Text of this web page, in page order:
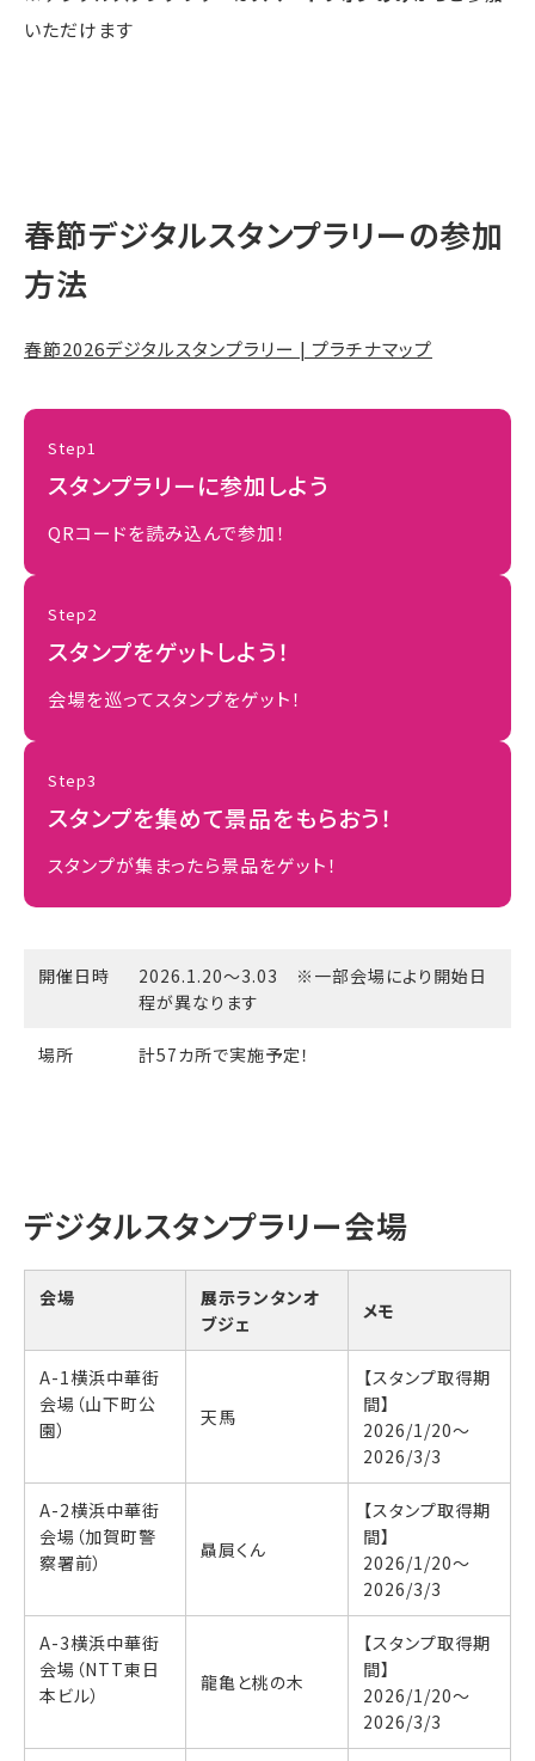
いただけます
春節デジタルスタンプラリーの参加
方法
春節2026デジタルスタンプラリー | プラチナマップ
Step1
スタンプラリーに参加しよう
QRコードを読み込んで参加！
Step2
スタンプをゲットしよう！
会場を巡ってスタンプをゲット！
Step3
スタンプを集めて景品をもらおう！
スタンプが集まったら景品をゲット！
開催日時
2026.1.20〜3.03 ※一部会場により開始日
程が異なります
場所 計57カ所で実施予定！
デジタルスタンプラリー会場
会場
展示ランタンオ
ブジェ
メモ
A-1横浜中華街
会場（山下町公
園）
天馬
【スタンプ取得期
間】
2026/1/20〜
2026/3/3
A-2横浜中華街
会場（加賀町警
察署前）
贔屓くん
【スタンプ取得期
間】
2026/1/20〜
2026/3/3
A-3横浜中華街
会場（NTT東日
本ビル）
龍亀と桃の木
【スタンプ取得期
間】
2026/1/20〜
2026/3/3